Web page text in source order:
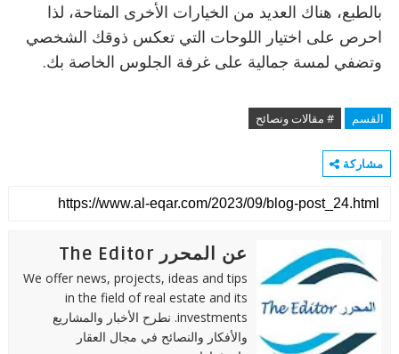
بالطبع، هناك العديد من الخيارات الأخرى المتاحة، لذا
احرص على اختيار اللوحات التي تعكس ذوقك الشخصي
وتضفي لمسة جمالية على غرفة الجلوس الخاصة بك.
القسم # مقالات ونصائح
مشاركة
عن المحرر The Editor
We offer news, projects, ideas and tips
in the field of real estate and its
investments. نطرح الأخبار والمشاريع
والأفكار والنصائح في مجال العقار